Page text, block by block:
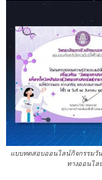
แบบทดสอบออนไลน์กิจกรรมวัน
ทางออนไ